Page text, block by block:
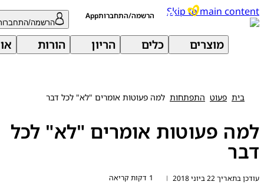
Skip to main הרשמה/התחברותApp
הרשמה/התחברות
מוצרים כלים הריון הורות
פעוט התפתחות למה פעוטות אומרים "לא" לכל דבר
פעוטות אומרים "לא" לכל
22 ביוני 2018 |